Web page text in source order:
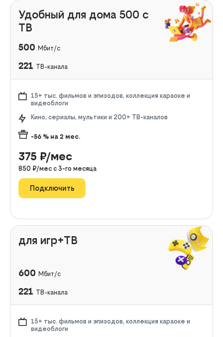
Удобный для дома 500 с
ТВ
500 Мбит/с
221 ТВ-канала
15+ тыс. фильмов и эпизодов, коллекция караоке и
видеоблоги
Кино, сериалы, мультики и 200+ ТВ-каналов
-56 % на 2 мес.
375 ₽/мес
850 ₽/мес с 3-го месяца
Подключить
для игр+ТВ
600 Мбит/с
221 ТВ-канала
15+ тыс. фильмов и эпизодов, коллекция караоке и
видеоблоги